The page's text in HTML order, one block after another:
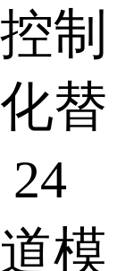
制
替
模